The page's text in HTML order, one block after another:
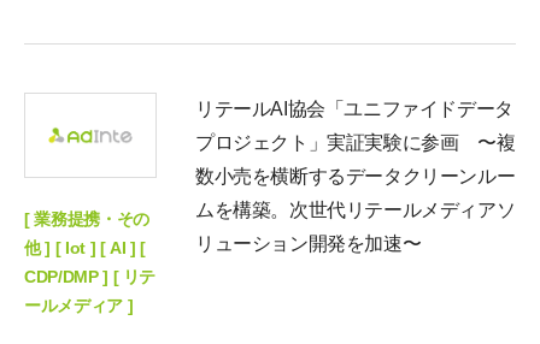
[ 業務提携・その
他 ] [ Iot ] [ AI ] [
CDP/DMP ] [ リテ
ールメディア ]
リテールAI協会「ユニファイドデータ
プロジェクト」実証実験に参画 〜複
数小売を横断するデータクリーンルー
ムを構築。次世代リテールメディアソ
リューション開発を加速〜